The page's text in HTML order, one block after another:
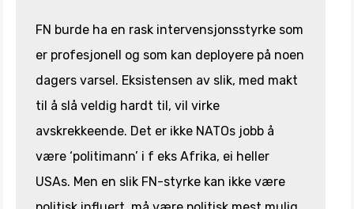
FN burde ha en rask intervensjonsstyrke som
er profesjonell og som kan deployere på noen
dagers varsel. Eksistensen av slik, med makt
til å slå veldig hardt til, vil virke
avskrekkeende. Det er ikke NATOs jobb å
være ‘politimann’ i f eks Afrika, ei heller
USAs. Men en slik FN-styrke kan ikke være